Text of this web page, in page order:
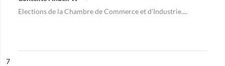
Elections de la Chambre de Commerce et d'Industrie....
n°
7